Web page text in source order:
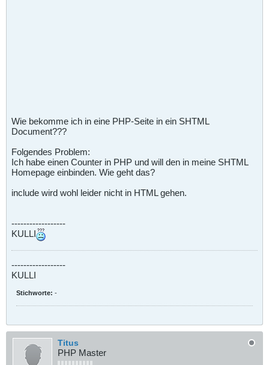
Wie bekomme ich in eine PHP-Seite in ein SHTML
Document???
Folgendes Problem:
Ich habe einen Counter in PHP und will den in meine SHTML
Homepage einbinden. Wie geht das?
include wird wohl leider nicht in HTML gehen.
------------------
KULLI
------------------
KULLI
Stichworte: -
Titus
PHP Master